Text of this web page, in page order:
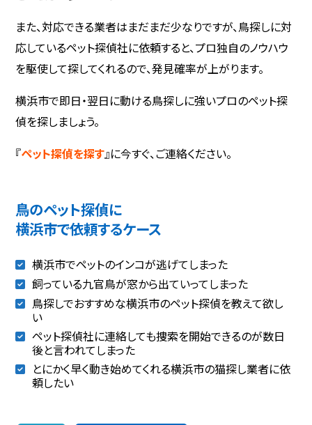
また、対応できる業者はまだまだ少なりですが、鳥探しに対
応しているペット探偵社に依頼すると、プロ独自のノウハウ
を駆使して探してくれるので、発見確率が上がります。
横浜市で即日・翌日に動ける鳥探しに強いプロのペット探
偵を探しましょう。
『ペット探偵を探す』に今すぐ、ご連絡ください。
鳥のペット探偵に
横浜市で依頼するケース
横浜市でペットのインコが逃げてしまった
飼っている九官鳥が窓から出ていってしまった
鳥探しでおすすめな横浜市のペット探偵を教えて欲し
い
ペット探偵社に連絡しても捜索を開始できるのが数日
後と言われてしまった
とにかく早く動き始めてくれる横浜市の猫探し業者に依
頼したい